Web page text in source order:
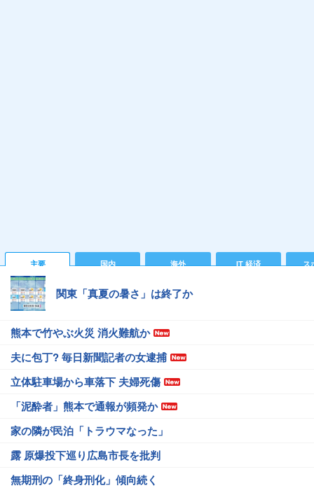
主要 国内 海外 IT 経済 ス
関東「真夏の暑さ」は終了か
熊本で竹やぶ火災 消火難航か
夫に包丁? 毎日新聞記者の女逮捕
立体駐車場から車落下 夫婦死傷
「泥酔者」熊本で通報が頻発か
家の隣が民泊「トラウマなった」
露 原爆投下巡り広島市長を批判
無期刑の「終身刑化」傾向続く